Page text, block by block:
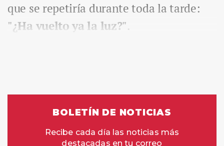
que se repetiría durante toda la tarde:
"¿Ha vuelto ya la luz?".